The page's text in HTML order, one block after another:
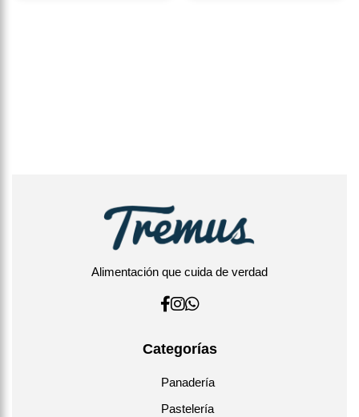
Alimentación que cuida de verdad
Categorías
Panadería
Pastelería